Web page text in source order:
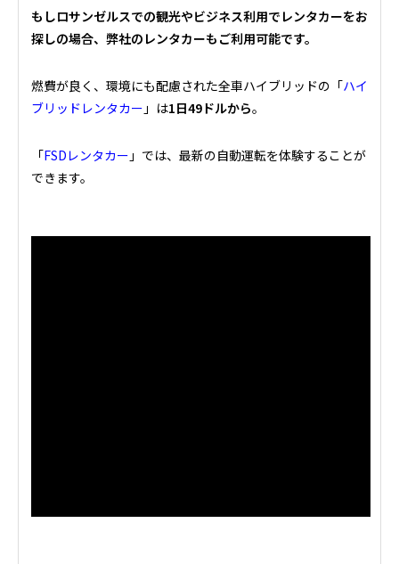
もしロサンゼルスでの観光やビジネス利用でレンタカーをお
探しの場合、弊社のレンタカーもご利用可能です。
燃費が良く、環境にも配慮された全車ハイブリッドの「ハイ
ブリッドレンタカー 」は1日49ドルから。
「FSDレンタカー 」では、最新の自動運転を体験することが
できます。